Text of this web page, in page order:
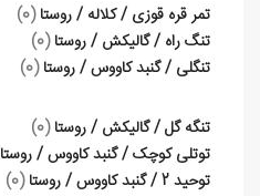
تمر قره قوزی / کلاله / روستا (0)
تنگ راه / گالیکش / روستا (0)
تنگلی / گنبد کاووس / روستا (0)
تنگه گل / گالیکش / روستا (0)
توتلی کوچک / گنبد کاووس / روستا
توحید 2 / گنبد کاووس / روستا
(0)